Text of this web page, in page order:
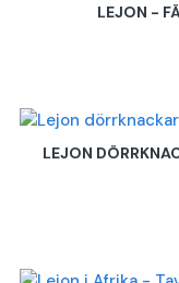
LEJON -
LEJON